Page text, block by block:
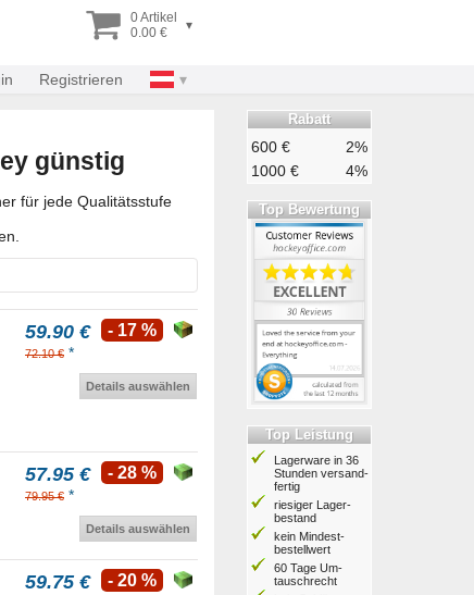
0 Artikel
0.00 €
▾
Registrieren
günstig
für jede Qualitätsstufe
59.90 €
72.10 € *
- 17 %
Details auswählen
57.95 €
79.95 € *
- 28 %
Details auswählen
59.75 € - 20 %
Rabatt
600 €
2%
1000 €
4%
Top Bewertung
Top Leistung
Lagerware in 36
Stunden ver­sand­
fertig
riesiger Lager­
bestand
kein Mindest­
bestell­wert
60 Tage Um­
tausch­recht